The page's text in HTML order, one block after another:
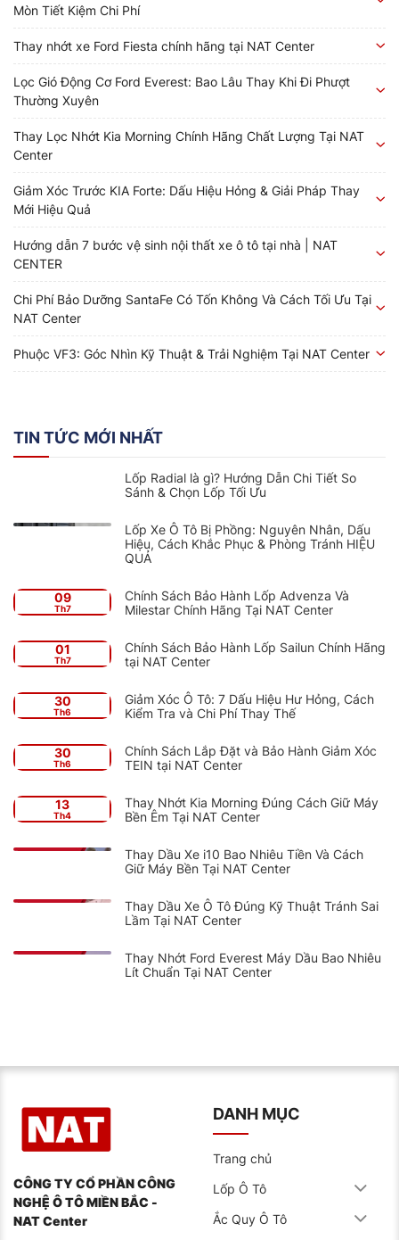
Mòn Tiết Kiệm Chi Phí
Thay nhớt xe Ford Fiesta chính hãng tại NAT Center
Lọc Gió Động Cơ Ford Everest: Bao Lâu Thay Khi Đi Phượt
Thường Xuyên
Thay Lọc Nhớt Kia Morning Chính Hãng Chất Lượng Tại NAT
Center
Giảm Xóc Trước KIA Forte: Dấu Hiệu Hỏng & Giải Pháp Thay
Mới Hiệu Quả
Hướng dẫn 7 bước vệ sinh nội thất xe ô tô tại nhà | NAT
CENTER
Chi Phí Bảo Dưỡng SantaFe Có Tốn Không Và Cách Tối Ưu Tại
NAT Center
Phuộc VF3: Góc Nhìn Kỹ Thuật & Trải Nghiệm Tại NAT Center
TIN TỨC MỚI NHẤT
Lốp Radial là gì? Hướng Dẫn Chi Tiết So
Sánh & Chọn Lốp Tối Ưu
Lốp Xe Ô Tô Bị Phồng: Nguyên Nhân, Dấu
Hiệu, Cách Khắc Phục & Phòng Tránh HIỆU
QUẢ
09
Th7
Chính Sách Bảo Hành Lốp Advenza Và
Milestar Chính Hãng Tại NAT Center
01
Th7
Chính Sách Bảo Hành Lốp Sailun Chính Hãng
tại NAT Center
30
Th6
Giảm Xóc Ô Tô: 7 Dấu Hiệu Hư Hỏng, Cách
Kiểm Tra và Chi Phí Thay Thế
30
Th6
Chính Sách Lắp Đặt và Bảo Hành Giảm Xóc
TEIN tại NAT Center
13
Th4
Thay Nhớt Kia Morning Đúng Cách Giữ Máy
Bền Êm Tại NAT Center
Thay Dầu Xe i10 Bao Nhiêu Tiền Và Cách
Giữ Máy Bền Tại NAT Center
Thay Dầu Xe Ô Tô Đúng Kỹ Thuật Tránh Sai
Lầm Tại NAT Center
Thay Nhớt Ford Everest Máy Dầu Bao Nhiêu
Lít Chuẩn Tại NAT Center
CÔNG TY CỔ PHẦN CÔNG
NGHỆ Ô TÔ MIỀN BẮC -
NAT Center
DANH MỤC
Trang chủ
Lốp Ô Tô
Ắc Quy Ô Tô